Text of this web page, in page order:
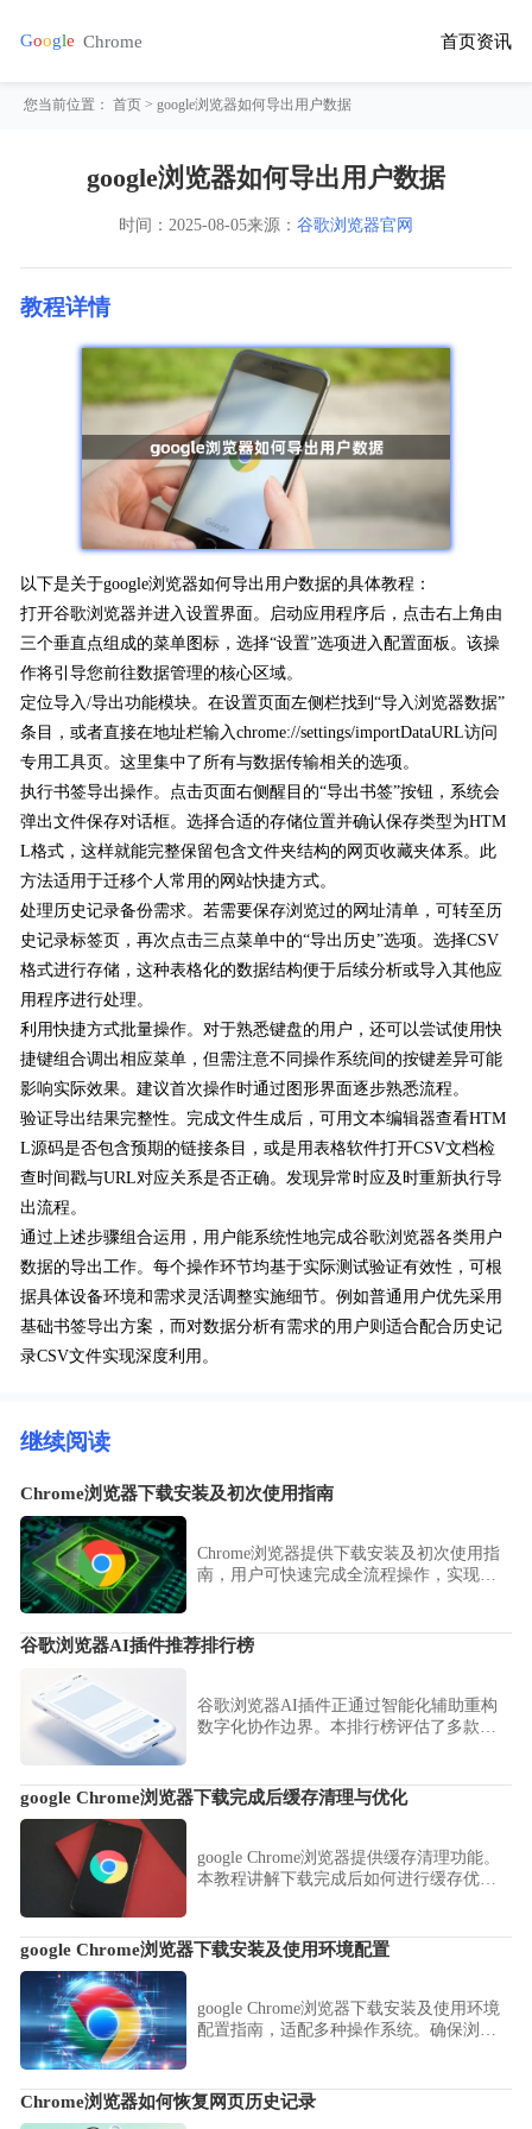
首页资讯
您当前位置：首页 > google浏览器如何导出用户数据
google浏览器如何导出用户数据
时间： 2025-08-05来源： 谷歌浏览器官网
教程详情
以下是关于google浏览器如何导出用户数据的具体教程：
打开谷歌浏览器并进入设置界面。启动应用程序后，点击右上角由
三个垂直点组成的菜单图标，选择“设置”选项进入配置面板。该操
作将引导您前往数据管理的核心区域。
定位导入/导出功能模块。在设置页面左侧栏找到“导入浏览器数据”
条目，或者直接在地址栏输入chrome://settings/importDataURL访问
专用工具页。这里集中了所有与数据传输相关的选项。
执行书签导出操作。点击页面右侧醒目的“导出书签”按钮，系统会
弹出文件保存对话框。选择合适的存储位置并确认保存类型为HTM
L格式，这样就能完整保留包含文件夹结构的网页收藏夹体系。此
方法适用于迁移个人常用的网站快捷方式。
处理历史记录备份需求。若需要保存浏览过的网址清单，可转至历
史记录标签页，再次点击三点菜单中的“导出历史”选项。选择CSV
格式进行存储，这种表格化的数据结构便于后续分析或导入其他应
用程序进行处理。
利用快捷方式批量操作。对于熟悉键盘的用户，还可以尝试使用快
捷键组合调出相应菜单，但需注意不同操作系统间的按键差异可能
影响实际效果。建议首次操作时通过图形界面逐步熟悉流程。
验证导出结果完整性。完成文件生成后，可用文本编辑器查看HTM
L源码是否包含预期的链接条目，或是用表格软件打开CSV文档检
查时间戳与URL对应关系是否正确。发现异常时应及时重新执行导
出流程。
通过上述步骤组合运用，用户能系统性地完成谷歌浏览器各类用户
数据的导出工作。每个操作环节均基于实际测试验证有效性，可根
据具体设备环境和需求灵活调整实施细节。例如普通用户优先采用
基础书签导出方案，而对数据分析有需求的用户则适合配合历史记
录CSV文件实现深度利用。
继续阅读
Chrome浏览器下载安装及初次使用指南
Chrome浏览器提供下载安装及初次使用指
南，用户可快速完成全流程操作，实现浏
谷歌浏览器AI插件推荐排行榜
谷歌浏览器AI插件正通过智能化辅助重构
数字化协作边界。本排行榜评估了多款具
能先机。
google Chrome浏览器下载完成后缓存清理与优化
google Chrome浏览器提供缓存清理功能。
本教程讲解下载完成后如何进行缓存优
google Chrome浏览器下载安装及使用环境配置
google Chrome浏览器下载安装及使用环境
配置指南，适配多种操作系统。确保浏览
Chrome浏览器如何恢复网页历史记录